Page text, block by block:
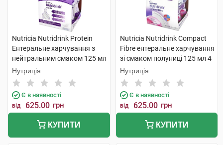
Nutricia Nutridrink Protein
Ентеральне харчування з
нейтральним смаком 125 мл
4 пляшки
Нутриція
Є в наявності
від 625.00 грн
КУПИТИ
Nutricia Nutridrink Compact
Fibre ентеральне харчування
зі смаком полуниці 125 мл 4
пляшки
Нутриція
Є в наявності
від 625.00 грн
КУПИТИ